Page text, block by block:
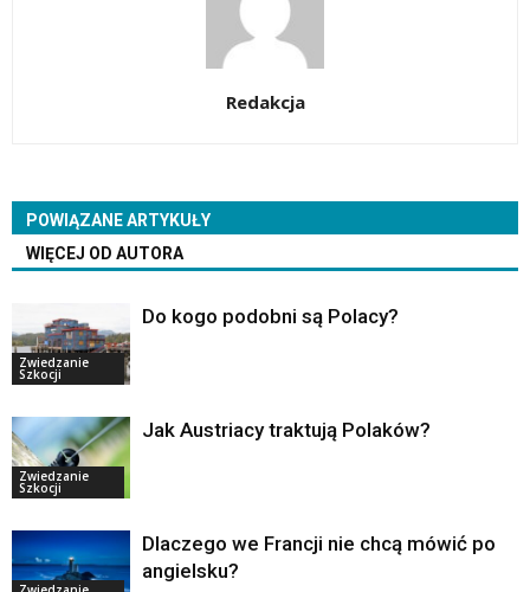
Redakcja
POWIĄZANE ARTYKUŁY
WIĘCEJ OD AUTORA
Zwiedzanie
Szkocji
Do kogo podobni są Polacy?
Zwiedzanie
Szkocji
Jak Austriacy traktują Polaków?
Dlaczego we Francji nie chcą mówić po
angielsku?